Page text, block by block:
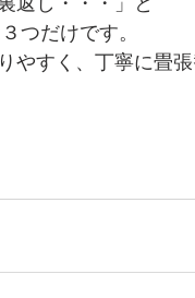
返し・・・」と
つだけです。
やすく、丁寧に畳